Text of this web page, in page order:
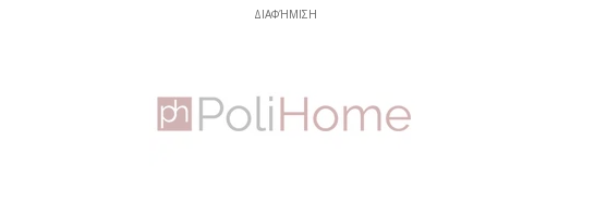
ΔΙΑΦΉΜΙΣΗ